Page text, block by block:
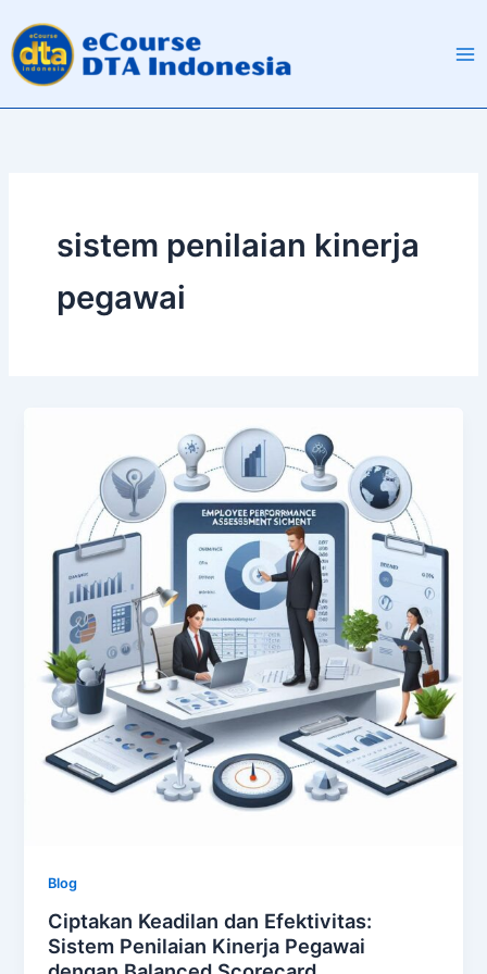
to
content
sistem penilaian kinerja
pegawai
Blog
Ciptakan Keadilan dan Efektivitas:
Sistem Penilaian Kinerja Pegawai